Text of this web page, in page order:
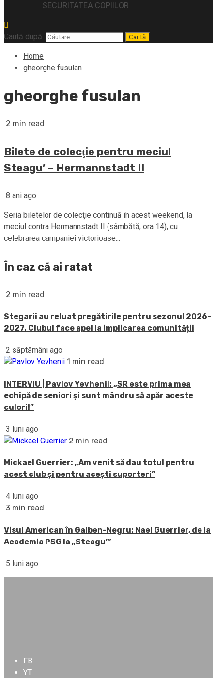
SECURITATEA COPIILOR
Caută după:
Home
gheorghe fusulan
gheorghe fusulan
2 min read
Bilete de colecţie pentru meciul
Steagu’ – Hermannstadt II
8 ani ago
Seria biletelor de colecţie continuă în acest weekend, la
meciul contra Hermannstadt II (sâmbătă, ora 14), cu
celebrarea campaniei victorioase...
În caz că ai ratat
2 min read
Stegarii au reluat pregătirile pentru sezonul 2026-
2027. Clubul face apel la implicarea comunității
2 săptămâni ago
1 min read
INTERVIU | Pavlov Yevhenii: „SR este prima mea
echipă de seniori și sunt mândru să apăr aceste
culori!”
3 luni ago
2 min read
Mickael Guerrier: „Am venit să dau totul pentru
acest club și pentru acești suporteri”
4 luni ago
3 min read
Visul American în Galben-Negru: Nael Guerrier, de la
Academia PSG la „Steagu’”
5 luni ago
FB
YT